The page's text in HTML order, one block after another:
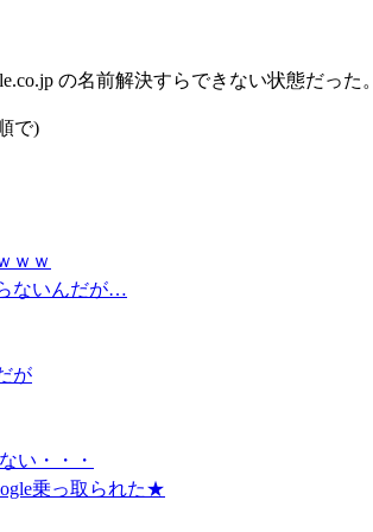
の名前解決すらできない状態だった。
で)
ｗｗ
ないんだが…
が
い・・・
乗っ取られた★